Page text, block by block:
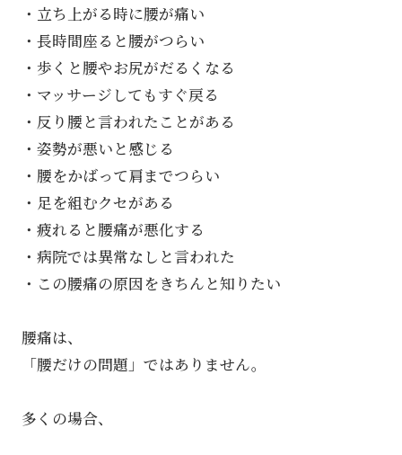
・立ち上がる時に腰が痛い
・長時間座ると腰がつらい
・歩くと腰やお尻がだるくなる
・マッサージしてもすぐ戻る
・反り腰と言われたことがある
・姿勢が悪いと感じる
・腰をかばって肩までつらい
・足を組むクセがある
・疲れると腰痛が悪化する
・病院では異常なしと言われた
・この腰痛の原因をきちんと知りたい
腰痛は、
「腰だけの問題」ではありません。
多くの場合、